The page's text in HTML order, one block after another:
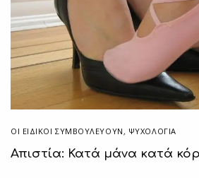
ΟΙ ΕΙΔΙΚΟΊ ΣΥΜΒΟΥΛΕΎΟΥΝ , ΨΥΧΟΛΟΓΙΑ
Απιστία: Κατά μάνα κατά